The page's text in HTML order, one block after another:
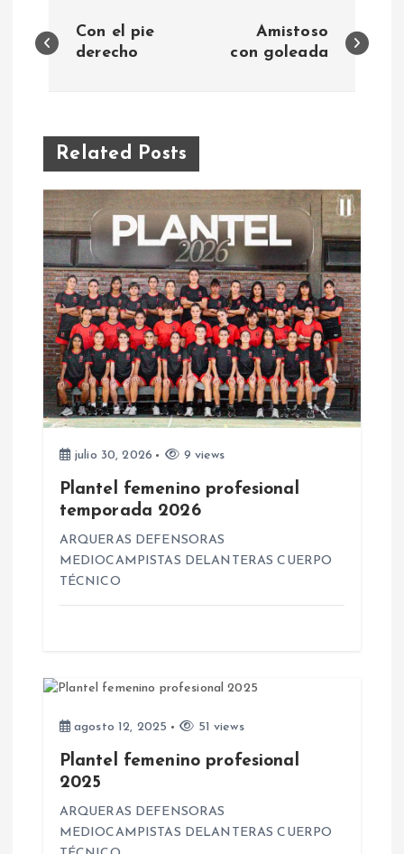
a
g
a
c
ó
n
r
Con el pie
derecho
Amistoso
con goleada
Related Posts
julio 30, 2026 9 views
Plantel femenino profesional
temporada 2026
ARQUERAS DEFENSORAS
MEDIOCAMPISTAS DELANTERAS CUERPO
TÉCNICO
agosto 12, 2025 51 views
Plantel femenino profesional
2025
ARQUERAS DEFENSORAS
MEDIOCAMPISTAS DELANTERAS CUERPO